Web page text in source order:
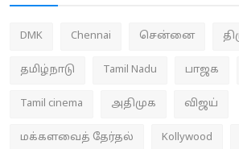
DMK Chennai சென்னை
தமிழ்நாடு Tamil Nadu பாஜக
Tamil cinema அதிமுக விஜய்
மக்களவைத் தேர்தல் Kollywood